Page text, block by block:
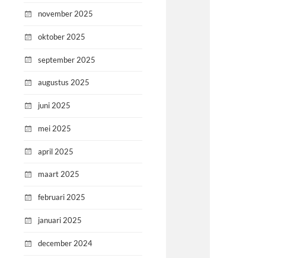
november 2025
oktober 2025
september 2025
augustus 2025
juni 2025
mei 2025
april 2025
maart 2025
februari 2025
januari 2025
december 2024